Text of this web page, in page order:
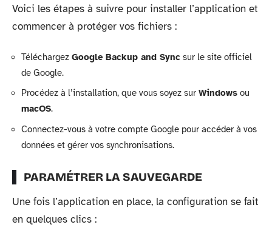
Voici les étapes à suivre pour installer l’application et
commencer à protéger vos fichiers :
Téléchargez Google Backup and Sync sur le site officiel
de Google.
Procédez à l’installation, que vous soyez sur Windows ou
macOS.
Connectez-vous à votre compte Google pour accéder à vos
données et gérer vos synchronisations.
PARAMÉTRER LA SAUVEGARDE
Une fois l’application en place, la configuration se fait
en quelques clics :